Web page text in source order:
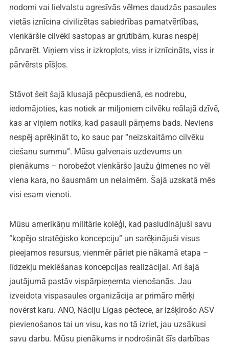
nodomi vai lielvalstu agresīvās vēlmes daudzās pasaules
vietās iznīcina civilizētas sabiedrības pamatvērtības,
vienkāršie cilvēki sastopas ar grūtībām, kuras nespēj
pārvarēt. Viņiem viss ir izkropļots, viss ir iznīcināts, viss ir
pārvērsts pīšļos.
Stāvot šeit šajā klusajā pēcpusdienā, es nodrebu,
iedomājoties, kas notiek ar miljoniem cilvēku reālajā dzīvē,
kas ar viņiem notiks, kad pasauli pārņems bads. Neviens
nespēj aprēķināt to, ko sauc par “neizskaitāmo cilvēku
ciešanu summu”. Mūsu galvenais uzdevums un
pienākums – norobežot vienkāršo ļaužu ģimenes no vēl
viena kara, no šausmām un nelaimēm. Šajā uzskatā mēs
visi esam vienoti.
Mūsu amerikāņu militārie kolēģi, kad pasludinājuši savu
“kopējo stratēģisko koncepciju” un sarēķinājuši visus
pieejamos resursus, vienmēr pāriet pie nākamā etapa –
līdzekļu meklēšanas koncepcijas realizācijai. Arī šajā
jautājumā pastāv vispārpieņemta vienošanās. Jau
izveidota vispasaules organizācija ar primāro mērķi
novērst karu. ANO, Nāciju Līgas pēctece, ar izšķirošo ASV
pievienošanos tai un visu, kas no tā izriet, jau uzsākusi
savu darbu. Mūsu pienākums ir nodrošināt šīs darbības